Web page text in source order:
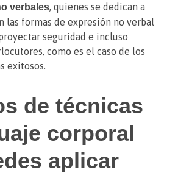
verbales, quienes se dedican a
las formas de expresión no verbal
seguridad e incluso
como es el caso de los
exitosos.
de técnicas
corporal
aplicar